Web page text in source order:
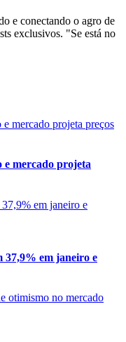
e conectando o agro de
exclusivos. "Se está no
mercado projeta
37,9% em janeiro e